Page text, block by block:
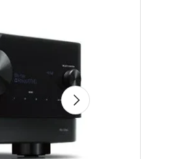
Kitas